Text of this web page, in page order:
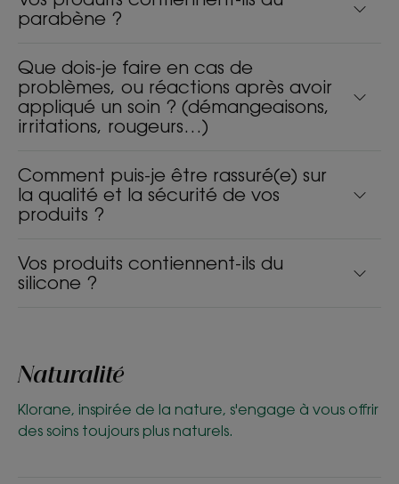
parabène ?
Que dois-je faire en cas de
problèmes, ou réactions après avoir
appliqué un soin ? (démangeaisons,
irritations, rougeurs…)
Comment puis-je être rassuré(e) sur
la qualité et la sécurité de vos
produits ?
Vos produits contiennent-ils du
silicone ?
Naturalité
Klorane, inspirée de la nature, s'engage à vous offrir
des soins toujours plus naturels.